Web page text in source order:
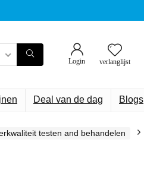
Login verlanglijst
Deal van de dag Blogs
testen and behandelen